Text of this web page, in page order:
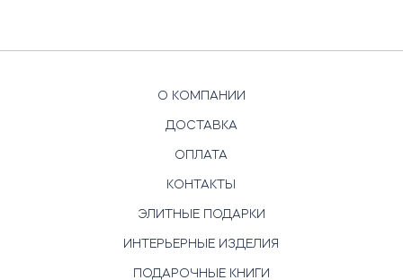
О КОМПАНИИ
ДОСТАВКА
ОПЛАТА
КОНТАКТЫ
ЭЛИТНЫЕ ПОДАРКИ
ИНТЕРЬЕРНЫЕ ИЗДЕЛИЯ
ПОДАРОЧНЫЕ КНИГИ